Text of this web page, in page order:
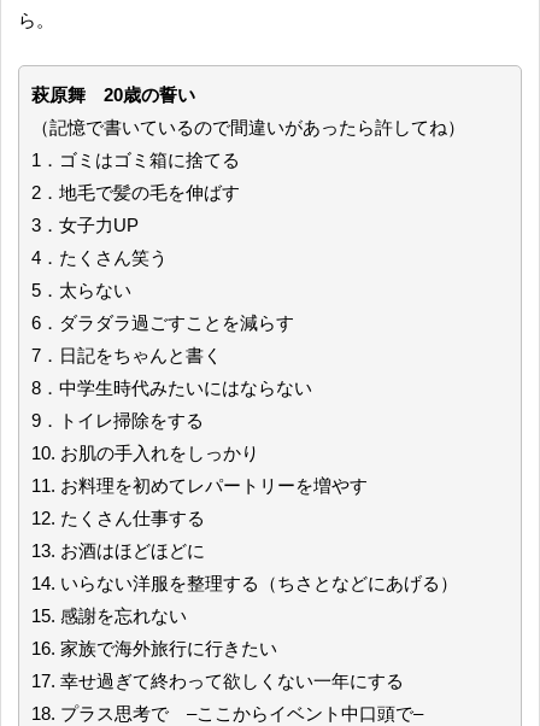
ら。
萩原舞 20歳の誓い
（記憶で書いているので間違いがあったら許してね）
1．ゴミはゴミ箱に捨てる
2．地毛で髪の毛を伸ばす
3．女子力UP
4．たくさん笑う
5．太らない
6．ダラダラ過ごすことを減らす
7．日記をちゃんと書く
8．中学生時代みたいにはならない
9．トイレ掃除をする
10. お肌の手入れをしっかり
11. お料理を初めてレパートリーを増やす
12. たくさん仕事する
13. お酒はほどほどに
14. いらない洋服を整理する（ちさとなどにあげる）
15. 感謝を忘れない
16. 家族で海外旅行に行きたい
17. 幸せ過ぎて終わって欲しくない一年にする
18. プラス思考で –ここからイベント中口頭で–